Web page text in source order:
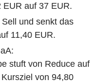
auf 37 EUR.
und senkt das
11,40 EUR.
stuft von Reduce auf
von 94,80